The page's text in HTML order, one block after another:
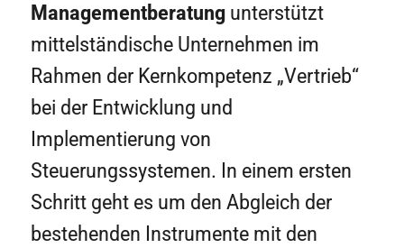
Managementberatungunterstützt
mittelständische Unternehmen im
Rahmen der Kernkompetenz „Vertrieb“
bei der Entwicklung und
Implementierung von
Steuerungssystemen. In einem ersten
Schritt geht es um den Abgleich der
bestehenden Instrumente mit den